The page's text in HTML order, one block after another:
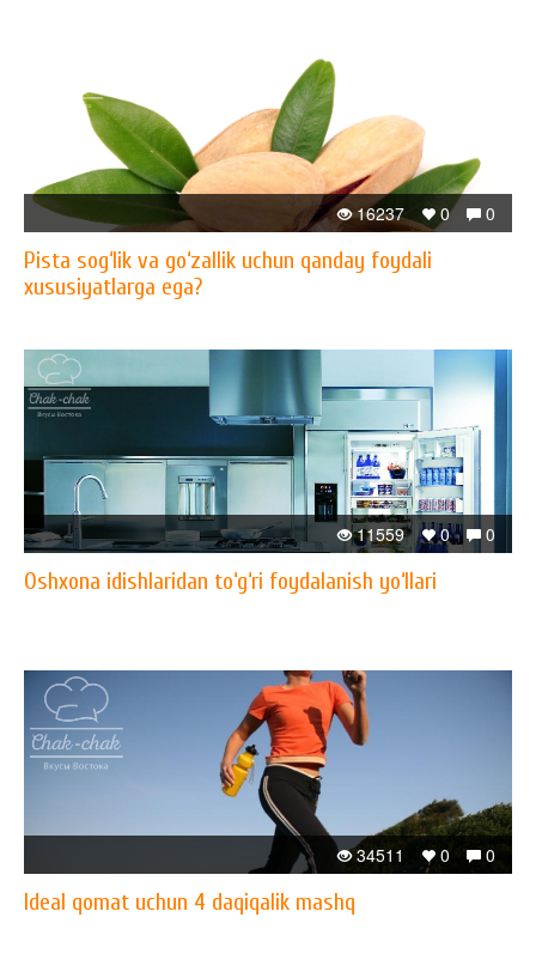
0
0
16237
Pista sog‘lik va go‘zallik uchun qanday foydali
xususiyatlarga ega?
0
0
11559
Oshxona idishlaridan to‘g‘ri foydalanish yo‘llari
0
0
34511
Ideal qomat uchun 4 daqiqalik mashq